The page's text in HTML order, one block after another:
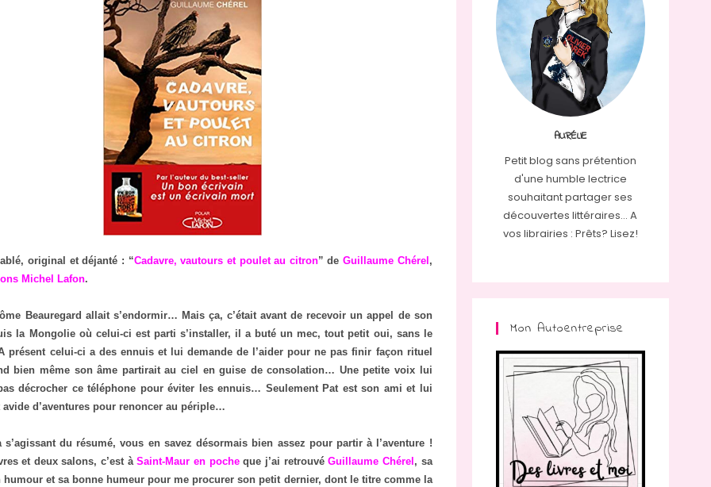
original et déjanté : “Cadavre, vautours et poulet au citron” deGuillaume Chérel ,
Michel Lafon.
Beauregard allait s’endormir… Mais ça, c’était avant de recevoir un appel de son
la Mongolie où celui-ci est parti s’installer, il a buté un mec, tout petit oui, sans le
présent celui-ci a des ennuis et lui demande de l’aider pour ne pas finir façon rituel
bien même son âme partirait au ciel en guise de consolation… Une petite voix lui
décrocher ce téléphone pour éviter les ennuis… Seulement Pat est son ami et lui
avide d’aventures pour renoncer au périple…
s’agissant du résumé, vous en savez désormais bien assez pour partir à l’aventure !
et deux salons, c’est àSaint-Maur en pocheque j’ai retrouvéGuillaume Chérel , sa
humour et sa bonne humeur pour me procurer son petit dernier, dont le titre comme la
AURÉLIE
Petit blog sans prétention
d'une humble lectrice
souhaitant partager ses
découvertes littéraires... A
vos librairies : Prêts? Lisez!
Mon Autoentreprise